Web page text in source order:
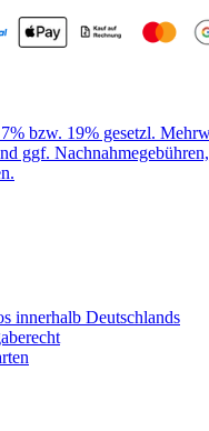
bzw. 19% gesetzl.
ggf.
innerhalb Deutschlands